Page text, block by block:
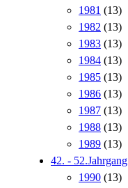
1981 (13)
1982 (13)
1983 (13)
1984 (13)
1985 (13)
1986 (13)
1987 (13)
1988 (13)
1989 (13)
42. - 52.Jahrgang
1990 (13)